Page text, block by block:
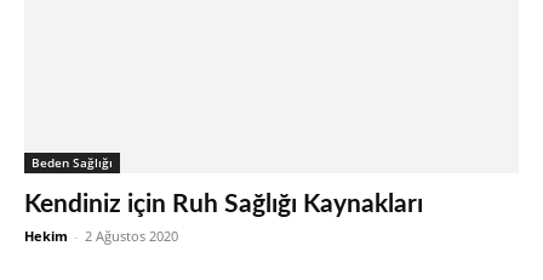
Beden Sağlığı
Kendiniz için Ruh Sağlığı Kaynakları
Hekim - 2 Ağustos 2020